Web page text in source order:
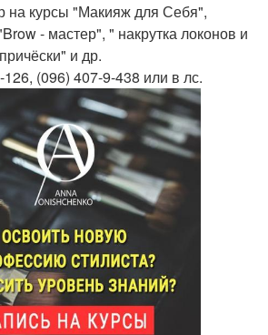
на курсы "Макияж для Себя",
- мастер", " накрутка локонов и
и др.
(096) 407-9-438 или в лс.